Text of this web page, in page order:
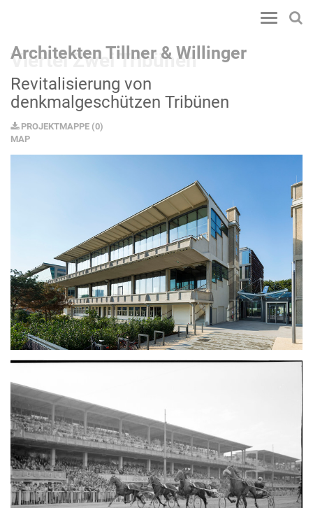
Toggle
Architekten Tillner & Willinger
Viertel Zwei Tribünen
Revitalisierung von
denkmalgeschützen Tribünen
PROJEKTMAPPE (0)
MAP